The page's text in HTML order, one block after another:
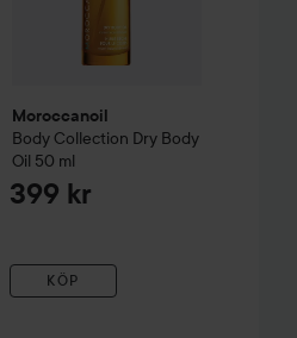
Moroccanoil
Body Collection Dry Body
Oil 50 ml
399 kr
KÖP